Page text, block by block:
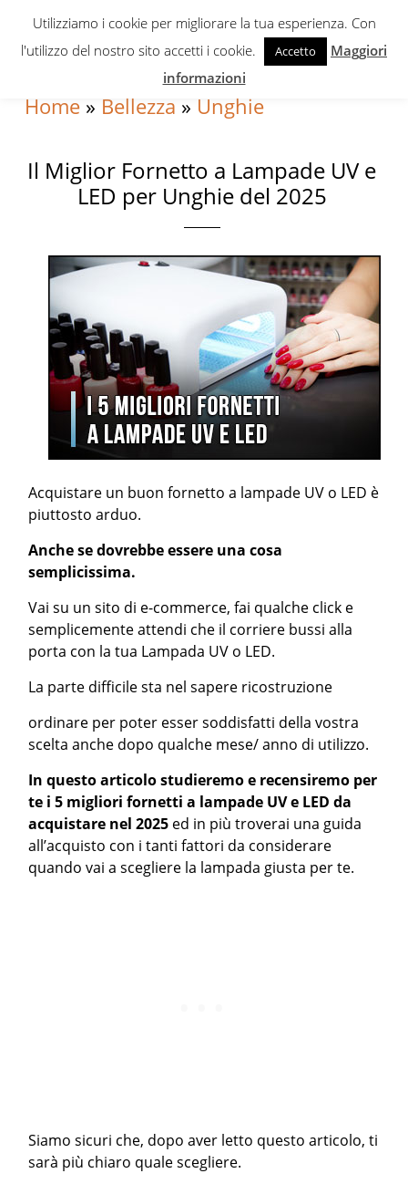
Skip
navigation
Skip
Skip
sidebar
Home » Bellezza » Unghie
Il Miglior Fornetto a Lampade UV e
LED per Unghie del 2025
Acquistare un buon fornetto a lampade UV o LED è
piuttosto arduo.
Anche se dovrebbe essere una cosa
semplicissima.
Vai su un sito di e-commerce, fai qualche click e
semplicemente attendi che il corriere bussi alla
porta con la tua Lampada UV o LED.
La parte difficile sta nel sapere ricostruzione
ordinare per poter esser soddisfatti della vostra
scelta anche dopo qualche mese/ anno di utilizzo.
In questo articolo studieremo e recensiremo per
te i 5 migliori fornetti a lampade UV e LED da
acquistare nel 2025 ed in più troverai una guida
all’acquisto con i tanti fattori da considerare
quando vai a scegliere la lampada giusta per te.
Siamo sicuri che, dopo aver letto questo articolo, ti
sarà più chiaro quale scegliere.
Utilizziamo i cookie per migliorare la tua esperienza. Con
l'utilizzo del nostro sito accetti i cookie.
Accetto
Maggiori
informazioni